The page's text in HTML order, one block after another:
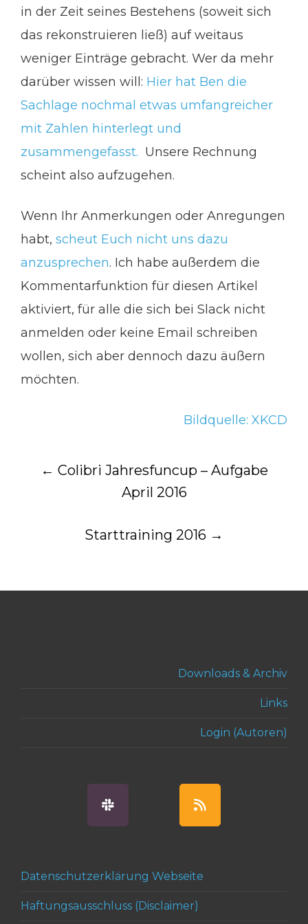
in der Zeit seines Bestehens (soweit sich
das rekonstruieren ließ) auf weitaus
weniger Einträge gebracht. Wer da mehr
darüber wissen will: Hier hat Ben die
Sachlage nochmal etwas umfangreicher
mit Zahlen hinterlegt und
zusammengefasst. Unsere Rechnung
scheint also aufzugehen.
Wenn Ihr Anmerkungen oder Anregungen
habt, scheut Euch nicht uns dazu
anzusprechen. Ich habe außerdem die
Kommentarfunktion für diesen Artikel
aktiviert, für alle die sich bei Slack nicht
anmelden oder keine Email schreiben
wollen, sich aber dennoch dazu äußern
möchten.
Bildquelle: XKCD
Post
navigation
← Colibri Jahresfuncup – Aufgabe
April 2016
Starttraining 2016 →
Downloads & Archiv
Links
Login (Autoren)
Datenschutzerklärung Webseite
Haftungsausschluss (Disclaimer)